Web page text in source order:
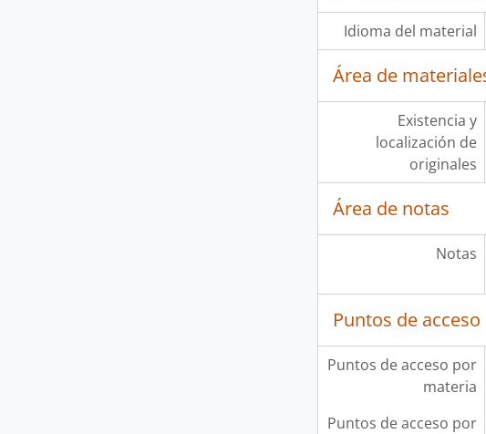
Idioma del material
Área de
Existencia y
localización de
originales
Área de notas
Notas
Puntos de acceso
Puntos de acceso por
materia
Puntos de acceso por